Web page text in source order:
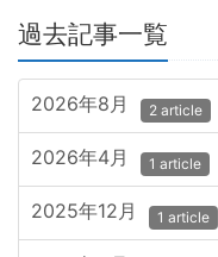
過去記事一覧
2026年8月 2 article
2026年4月 1 article
2025年12月 1 article